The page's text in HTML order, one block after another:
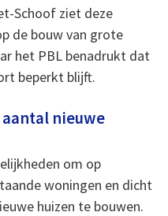
Schoof ziet deze
de bouw van grote
het PBL benadrukt dat
beperkt blijft.
nieuwe
om op
woningen en dicht
huizen te bouwen.